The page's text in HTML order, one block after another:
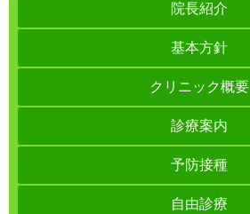
院長紹介
基本方針
クリニック概要
診療案内
予防接種
自由診療